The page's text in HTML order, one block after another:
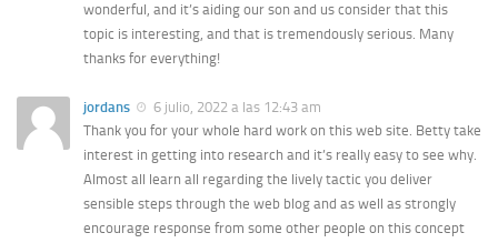
wonderful, and it’s aiding our son and us consider that this
topic is interesting, and that is tremendously serious. Many
thanks for everything!
jordans
6 julio, 2022 a las 12:43 am
Thank you for your whole hard work on this web site. Betty take
interest in getting into research and it’s really easy to see why.
Almost all learn all regarding the lively tactic you deliver
sensible steps through the web blog and as well as strongly
encourage response from some other people on this concept